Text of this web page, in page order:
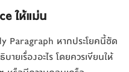
ให้แม่น
Paragraph หากประโยคนี้ชัด
ายเรื่องอะไร โดยควรเขียนให้